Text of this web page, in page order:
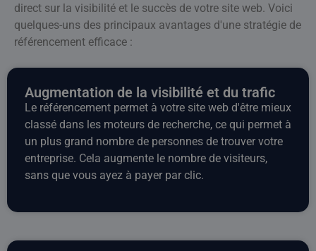
direct sur la visibilité et le succès de votre site web. Voici
quelques-uns des principaux avantages d'une stratégie de
référencement efficace :
Augmentation de la visibilité et du trafic
Le référencement permet à votre site web d'être mieux
classé dans les moteurs de recherche, ce qui permet à
un plus grand nombre de personnes de trouver votre
entreprise. Cela augmente le nombre de visiteurs,
sans que vous ayez à payer par clic.